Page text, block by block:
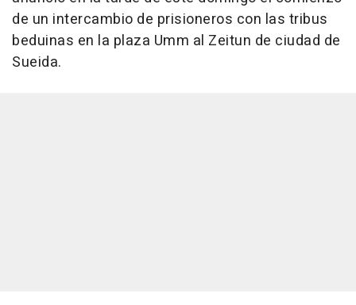
de un intercambio de prisioneros con las tribus
beduinas en la plaza Umm al Zeitun de ciudad de
Sueida.